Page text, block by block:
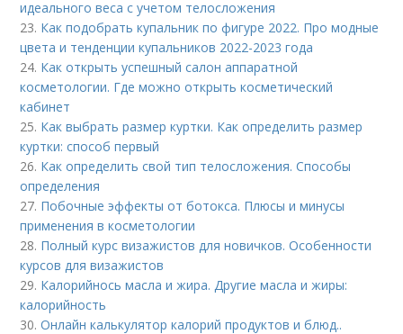
идеального веса с учетом телосложения
23. Как подобрать купальник по фигуре 2022. Про модные
цвета и тенденции купальников 2022-2023 года
24. Как открыть успешный салон аппаратной
косметологии. Где можно открыть косметический
кабинет
25. Как выбрать размер куртки. Как определить размер
куртки: способ первый
26. Как определить свой тип телосложения. Способы
определения
27. Побочные эффекты от ботокса. Плюсы и минусы
применения в косметологии
28. Полный курс визажистов для новичков. Особенности
курсов для визажистов
29. Калорийнось масла и жира. Другие масла и жиры:
калорийность
30.Онлайн калькулятор калорий продуктов и блюд..